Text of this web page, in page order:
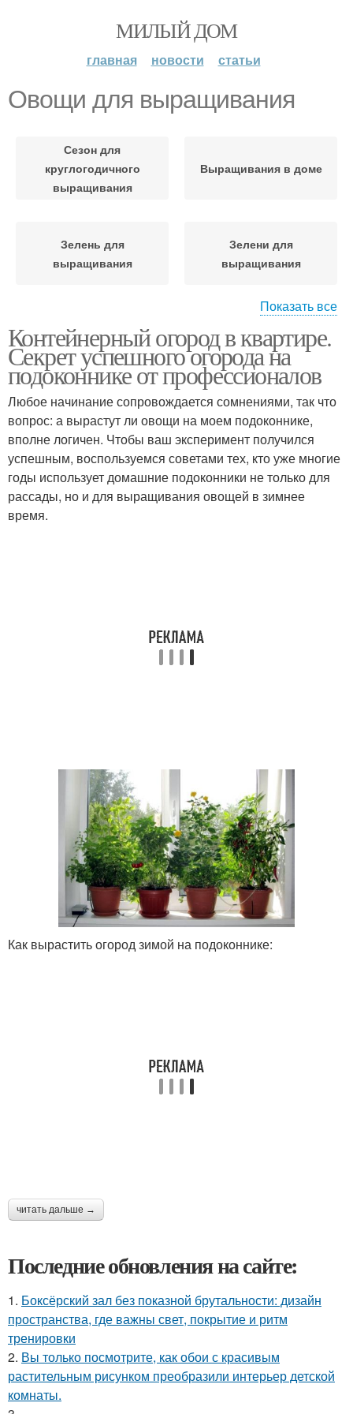
МИЛЫЙ ДОМ
главная новости статьи
Овощи для выращивания
Сезон для
круглогодичного
выращивания
Выращивания в доме
Зелень для
выращивания
Зелени для
выращивания
Семен для
выращивания
Показать все
Контейнерный огород в квартире.
Секрет успешного огорода на
подоконнике от профессионалов
Любое начинание сопровождается сомнениями, так что
вопрос: а вырастут ли овощи на моем подоконнике,
вполне логичен. Чтобы ваш эксперимент получился
успешным, воспользуемся советами тех, кто уже многие
годы использует домашние подоконники не только для
рассады, но и для выращивания овощей в зимнее
время.
Как вырастить огород зимой на подоконнике:
читать дальше →
Последние обновления на сайте:
1. Боксёрский зал без показной брутальности: дизайн
пространства, где важны свет, покрытие и ритм
тренировки
2. Вы только посмотрите, как обои с красивым
растительным рисунком преобразили интерьер детской
комнаты.